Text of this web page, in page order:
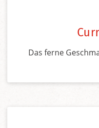
Das ferne